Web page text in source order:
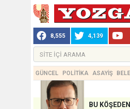
8,555 4,139
GÜNCEL POLİTİKA ASAYİŞ
BU KÖŞEDEN